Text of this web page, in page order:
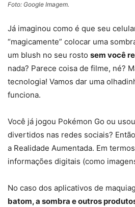
Foto: Google Imagem.
Já imaginou como é que seu
“magicamente” colocar uma
um blush no seu rosto sem você
nada? Parece coisa de filme, né?
tecnologia! Vamos dar uma
funciona.
Você já jogou Pokémon Go ou
divertidos nas redes sociais?
a Realidade Aumentada. Em
informações digitais (como
No caso dos aplicativos de
batom, a sombra e outros